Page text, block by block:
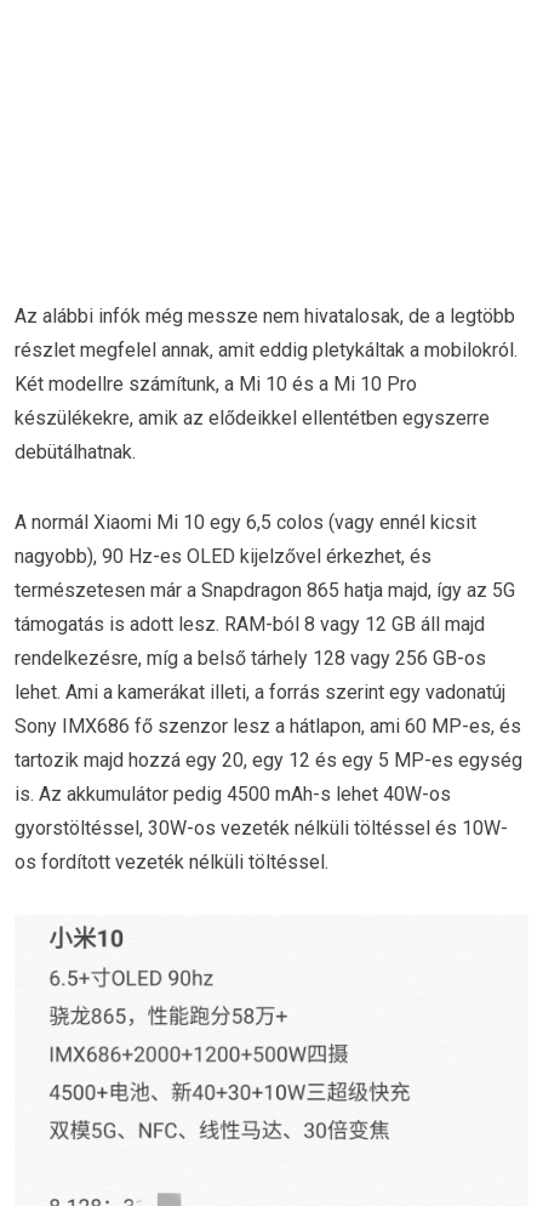
Az alábbi infók még messze nem hivatalosak, de a legtöbb
részlet megfelel annak, amit eddig pletykáltak a mobilokról.
Két modellre számítunk, a Mi 10 és a Mi 10 Pro
készülékekre, amik az elődeikkel ellentétben egyszerre
debütálhatnak.
A normál Xiaomi Mi 10 egy 6,5 colos (vagy ennél kicsit
nagyobb), 90 Hz-es OLED kijelzővel érkezhet, és
természetesen már a Snapdragon 865 hatja majd, így az 5G
támogatás is adott lesz. RAM-ból 8 vagy 12 GB áll majd
rendelkezésre, míg a belső tárhely 128 vagy 256 GB-os
lehet. Ami a kamerákat illeti, a forrás szerint egy vadonatúj
Sony IMX686 fő szenzor lesz a hátlapon, ami 60 MP-es, és
tartozik majd hozzá egy 20, egy 12 és egy 5 MP-es egység
is. Az akkumulátor pedig 4500 mAh-s lehet 40W-os
gyorstöltéssel, 30W-os vezeték nélküli töltéssel és 10W-
os fordított vezeték nélküli töltéssel.